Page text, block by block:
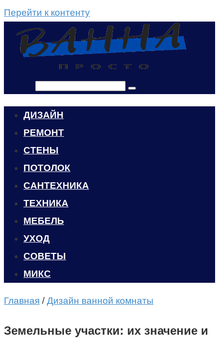
Перейти к контенту
ДИЗАЙН
РЕМОНТ
СТЕНЫ
ПОТОЛОК
САНТЕХНИКА
ТЕХНИКА
МЕБЕЛЬ
УХОД
CОВЕТЫ
МИКС
Главная / Дизайн ванной комнаты
Земельные участки: их значение и